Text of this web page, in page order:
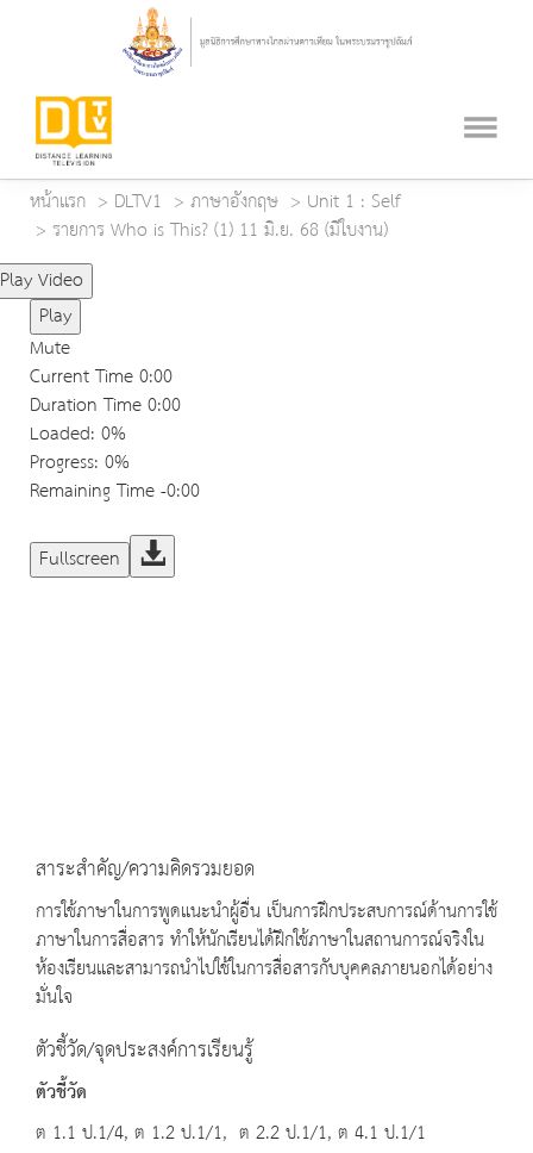
หน้าแรก DLTV1 ภาษาอังกฤษ
Unit 1 : Self
รายการ Who is This? (1) 11 มิ.ย. 68 (มีใบงาน)
Play Video
Play
Mute
Current Time0:00
Duration Time0:00
Loaded: 0%
Progress: 0%
Remaining Time-0:00
Fullscreen
สาระสำคัญ/ความคิดรวมยอด
การใช้ภาษาในการพูดแนะนำผู้อื่น เป็นการฝึกประสบการณ์ด้านการใช้
ภาษาในการสื่อสาร ทำให้นักเรียนได้ฝึกใช้ภาษาในสถานการณ์จริงใน
ห้องเรียนและสามารถนำไปใช้ในการสื่อสารกับบุคคลภายนอกได้อย่าง
มั่นใจ
ตัวชี้วัด/จุดประสงค์การเรียนรู้
ตัวชี้วัด
ต 1.1 ป.1/4, ต 1.2 ป.1/1, ต 2.2 ป.1/1, ต 4.1 ป.1/1